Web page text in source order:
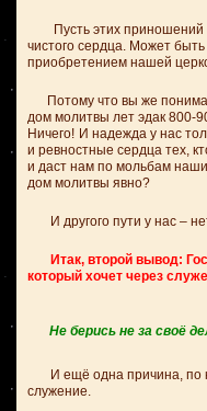
Пусть этих приношений
чистого сердца. Может быть
приобретением нашей
Потому что вы же
дом молитвы лет эдак 800-
Ничего! И надежда у нас
и ревностные сердца тех,
и даст нам по мольбам
дом молитвы явно?
И другого пути у нас –
Итак, второй вывод:
который хочет через
Не берись не за своё
И ещё одна причина, по
служение.